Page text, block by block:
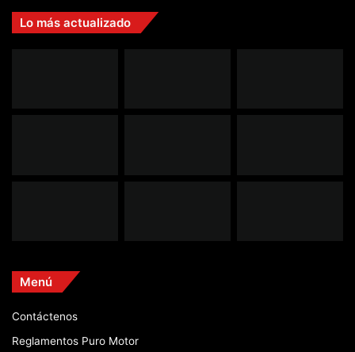
Lo más actualizado
Menú
Contáctenos
Reglamentos Puro Motor